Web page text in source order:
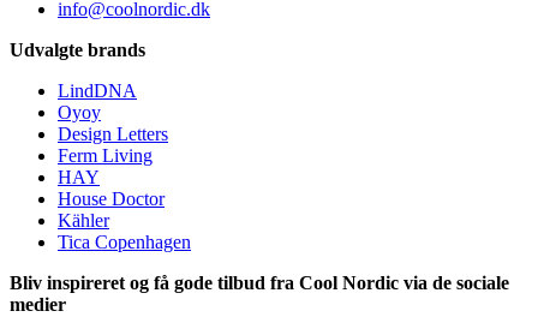
info@coolnordic.dk
Udvalgte brands
LindDNA
Oyoy
Design Letters
Ferm Living
HAY
House Doctor
Kähler
Tica Copenhagen
Bliv inspireret og få gode tilbud fra Cool Nordic via de sociale
medier